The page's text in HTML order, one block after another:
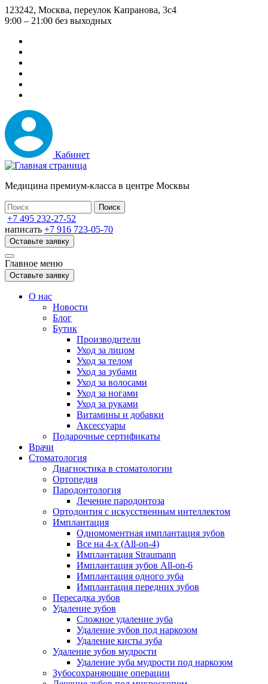
Перейти
к
содержанию
123242, Москва, переулок Капранова, 3с4
9:00 – 21:00 без выходных
Кабинет
Медицина премиум-класса в центре Москвы
+7 495 232-27-52
написать +7 916 723-05-70
Оставьте заявку
Главное меню
Оставьте заявку
О нас
Новости
Блог
Бутик
Производители
Уход за лицом
Уход за телом
Уход за зубами
Уход за волосами
Уход за ногами
Уход за руками
Витамины и добавки
Аксессуары
Подарочные сертификаты
Врачи
Стоматология
Диагностика в стоматологии
Ортопедия
Пародонтология
Лечение пародонтоза
Ортодонтия с искусственным интеллектом
Имплантация
Одномоментная имплантация зубов
Все на 4-х (All-on-4)
Имплантация Straumann
Имплантация зубов All-on-6
Имплантация одного зуба
Имплантация передних зубов
Пересадка зубов
Удаление зубов
Сложное удаление зуба
Удаление зубов под наркозом
Удаление кисты зуба
Удаление зубов мудрости
Удаление зуба мудрости под наркозом
Зубосохраняющие операции